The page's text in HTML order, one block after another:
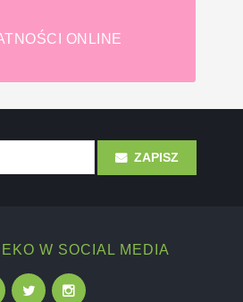
ONLINE
ZAPISZ
W SOCIAL MEDIA